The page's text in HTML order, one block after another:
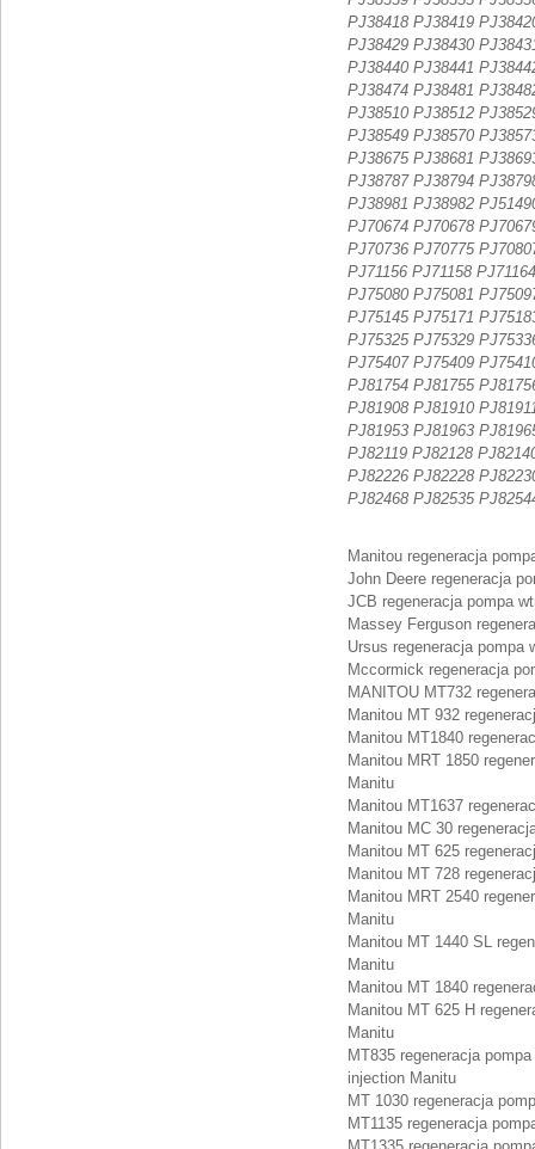
PJ38418 PJ38419
PJ38429 PJ38430
PJ38440 PJ38441
PJ38474 PJ38481
PJ38510 PJ38512
PJ38549 PJ38570
PJ38675 PJ38681
PJ38787 PJ38794
PJ38981 PJ38982
PJ70674 PJ70678
PJ70736 PJ70775
PJ71156 PJ71158
PJ75080 PJ75081
PJ75145 PJ75171
PJ75325 PJ75329
PJ75407 PJ75409
PJ81754 PJ81755
PJ81908 PJ81910
PJ81953 PJ81963
PJ82119 PJ82128
PJ82226 PJ82228
PJ82468 PJ82535
Manitou regeneracja
John Deere regeneracja
JCB regeneracja pompa
Massey Ferguson
Ursus regeneracja pompa
Mccormick regeneracja
MANITOU MT732
Manitou MT 932
Manitou MT1840
Manitou MRT 1850
Manitu
Manitou MT1637
Manitou MC 30
Manitou MT 625
Manitou MT 728
Manitou MRT 2540
Manitu
Manitou MT 1440 SL
Manitu
Manitou MT 1840
Manitou MT 625 H
Manitu
MT835 regeneracja
injection Manitu
MT 1030 regeneracja
MT1135 regeneracja